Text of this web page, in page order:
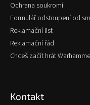
Ochrana soukromí
Formulář odstoupení od
Reklamační list
Reklamační řád
Chceš začít hrát
Kontakt